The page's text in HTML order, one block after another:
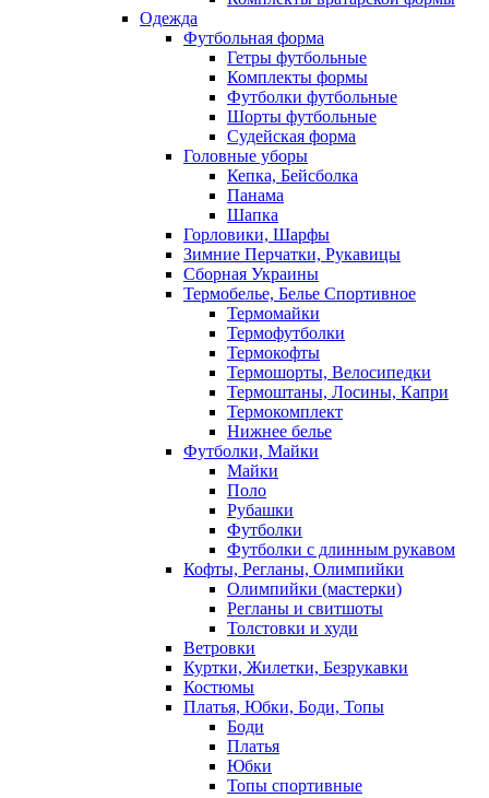
Одежда
Футбольная форма
Гетры футбольные
Комплекты формы
Футболки футбольные
Шорты футбольные
Судейская форма
Головные уборы
Кепка, Бейсболка
Панама
Шапка
Горловики, Шарфы
Зимние Перчатки, Рукавицы
Сборная Украины
Термобелье, Белье Спортивное
Термомайки
Термофутболки
Термокофты
Термошорты, Велосипедки
Термоштаны, Лосины, Капри
Термокомплект
Нижнее белье
Футболки, Майки
Майки
Поло
Рубашки
Футболки
Футболки с длинным рукавом
Кофты, Регланы, Олимпийки
Олимпийки (мастерки)
Регланы и свитшоты
Толстовки и худи
Ветровки
Куртки, Жилетки, Безрукавки
Костюмы
Платья, Юбки, Боди, Топы
Боди
Платья
Юбки
Топы спортивные